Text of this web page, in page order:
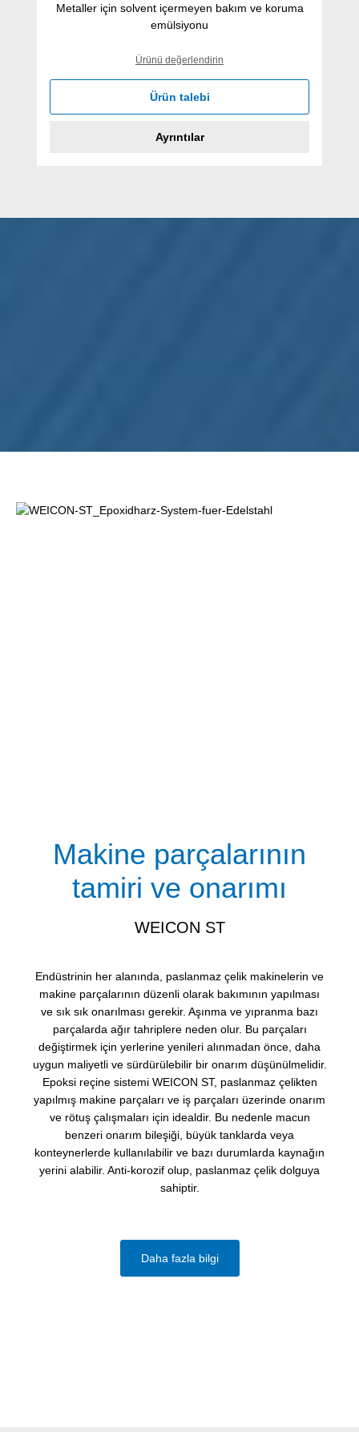
Metaller için solvent içermeyen bakım ve koruma
emülsiyonu
Ürünü değerlendirin
Ürün talebi
Ayrıntılar
Resim galerisini atla
Makine parçalarının
tamiri ve onarımı
WEICON ST
Endüstrinin her alanında, paslanmaz çelik makinelerin ve
makine parçalarının düzenli olarak bakımının yapılması
ve sık sık onarılması gerekir. Aşınma ve yıpranma bazı
parçalarda ağır tahriplere neden olur. Bu parçaları
değiştirmek için yerlerine yenileri alınmadan önce, daha
uygun maliyetli ve sürdürülebilir bir onarım düşünülmelidir.
Epoksi reçine sistemi WEICON ST, paslanmaz çelikten
yapılmış makine parçaları ve iş parçaları üzerinde onarım
ve rötuş çalışmaları için idealdir. Bu nedenle macun
benzeri onarım bileşiği, büyük tanklarda veya
konteynerlerde kullanılabilir ve bazı durumlarda kaynağın
yerini alabilir. Anti-korozif olup, paslanmaz çelik dolguya
sahiptir.
Daha fazla bilgi